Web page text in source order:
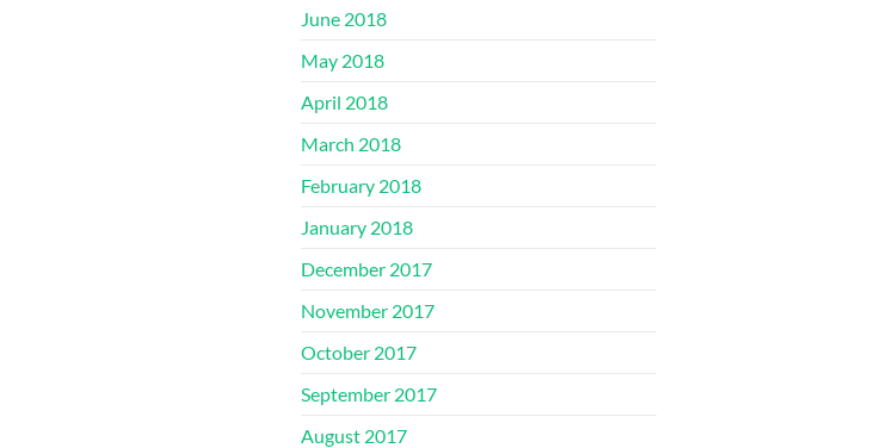
June 2018
May 2018
April 2018
March 2018
February 2018
January 2018
December 2017
November 2017
October 2017
September 2017
August 2017